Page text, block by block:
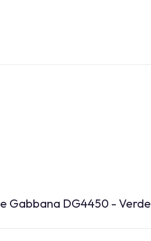
Gabbana DG4450 - Verde